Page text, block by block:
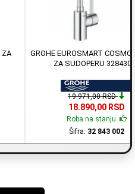
ZA
GROHE EUROSMART
ZA SUDOPERU
19.971,00 RSD
18.890,00 RSD
Roba na stanju
Šifra: 32 843 002